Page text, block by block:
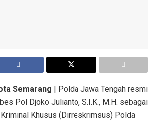
Semarang | Polda Jawa Tengah resmi
Pol Djoko Julianto, S.I.K., M.H. sebagai
Khusus (Dirreskrimsus) Polda